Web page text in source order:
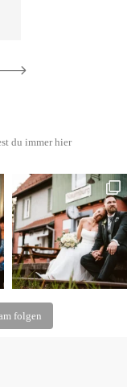
du immer hier
folgen